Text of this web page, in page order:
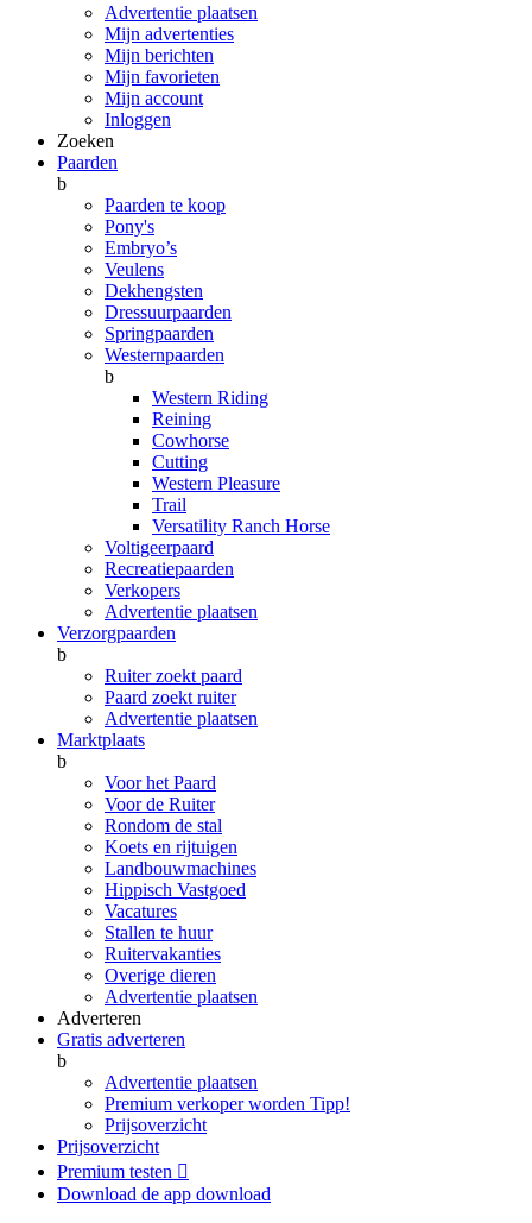
Advertentie plaatsen
Mijn advertenties
Mijn berichten
Mijn favorieten
Mijn account
Inloggen
Zoeken
Paarden
b
Paarden te koop
Pony's
Embryo’s
Veulens
Dekhengsten
Dressuurpaarden
Springpaarden
Westernpaarden
b
Western Riding
Reining
Cowhorse
Cutting
Western Pleasure
Trail
Versatility Ranch Horse
Voltigeerpaard
Recreatiepaarden
Verkopers
Advertentie plaatsen
Verzorgpaarden
b
Ruiter zoekt paard
Paard zoekt ruiter
Advertentie plaatsen
Marktplaats
b
Voor het Paard
Voor de Ruiter
Rondom de stal
Koets en rijtuigen
Landbouwmachines
Hippisch Vastgoed
Vacatures
Stallen te huur
Ruitervakanties
Overige dieren
Advertentie plaatsen
Adverteren
Gratis adverteren
b
Advertentie plaatsen
Premium verkoper worden Tipp!
Prijsoverzicht
Prijsoverzicht
Premium testen 
Download de app download